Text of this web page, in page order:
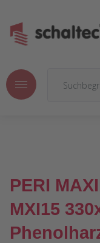
PERI
MXI15